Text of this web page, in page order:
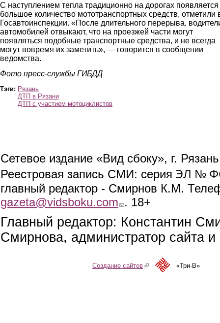
С наступлением тепла традиционно на дорогах появляется
большое количество мототранспортных средств, отметили
Госавтоинспекции. «После длительного перерыва,
автомобилей отвыкают, что на проезжей части могут
появляться подобные транспортные средства, и не всегда
могут вовремя их заметить», — говорится в сообщении
ведомства.
Фото пресс-службы ГИБДД
Тэги: Рязань
ДТП в Рязани
ДТП с участием мотоциклистов
Сетевое издание «Вид сбоку», г.
Реестровая запись СМИ: серия ЭЛ №
главный редактор - Смирнов К.М.
gazeta@vidsboku.com (link sends e-mail)
. 18+
Главный редактор: Константин
Смирнова, администратор сайта
Создание сайтов(link is external)«Три-В»